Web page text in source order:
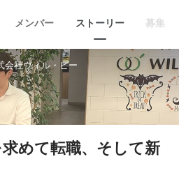
メンバー ストーリー 募集
会社ウィル・ビー
めて転職、そして新